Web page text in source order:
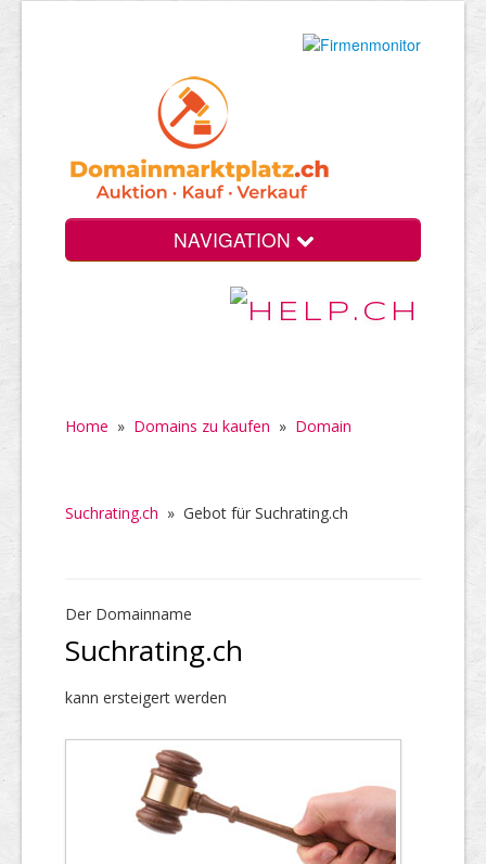
NAVIGATION
Home » Domains zu kaufen » Domain
Suchrating.ch » Gebot für Suchrating.ch
Der Domainname
Suchrating.ch
kann ersteigert werden